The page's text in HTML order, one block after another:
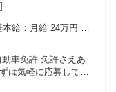
給：月給 24万円 〜
員に一律で支払われ
当一覧
許さえあ
は気軽に応募してみ